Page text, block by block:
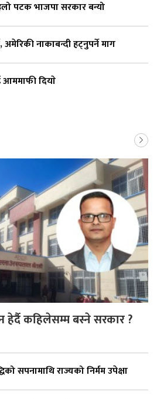
पटक भाजपा सरकार बन्यो
अमेरिकी नाकाबन्दी हट्नुपर्ने माग
दियाे
कहिलेसम्म बस्ने सरकार ?
सपनामाथि राज्यको निर्मम उपेक्षा